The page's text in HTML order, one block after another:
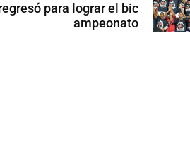
para lograr el bic
ampeonato